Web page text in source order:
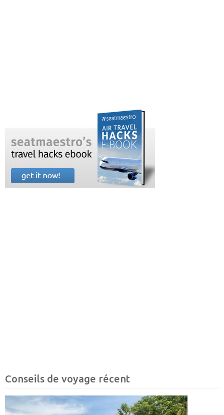
Conseils de voyage récent